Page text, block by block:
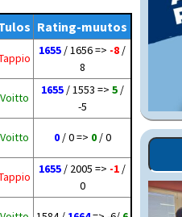
Rating-muutos
1655 / 1656 => -8 /
8
Voitto
1655/ 1553 => 5/
-5
Voitto 0/ 0 => 0/ 0
1655 / 2005 => -1 /
0